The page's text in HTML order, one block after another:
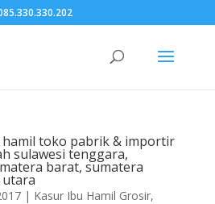
hamil toko pabrik & importir
sulawesi tenggara,
barat, sumatera
| Kasur Ibu Hamil Grosir,